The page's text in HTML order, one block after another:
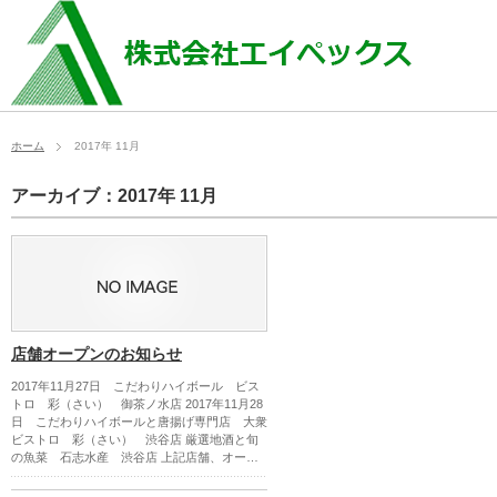
ホーム 2017年 11月
アーカイブ：2017年 11月
店舗オープンのお知らせ
2017年11月27日 こだわりハイボール ビス
トロ 彩（さい） 御茶ノ水店 2017年11月28
日 こだわりハイボールと唐揚げ専門店 大衆
ビストロ 彩（さい） 渋谷店 厳選地酒と旬
の魚菜 石志水産 渋谷店 上記店舗、オー…